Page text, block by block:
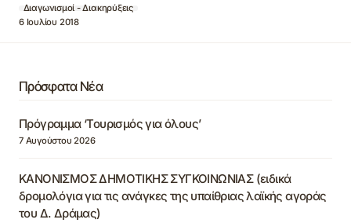
Διαγωνισμοί - Διακηρύξεις
6 Ιουλίου 2018
Πρόσφατα Νέα
Πρόγραμμα ‘Τουρισμός για όλους’
7 Αυγούστου 2026
ΚΑΝΟΝΙΣΜΟΣ ΔΗΜΟΤΙΚΗΣ ΣΥΓΚΟΙΝΩΝΙΑΣ (ειδικά
δρομολόγια για τις ανάγκες της υπαίθριας λαϊκής αγοράς
του Δ. Δράμας)